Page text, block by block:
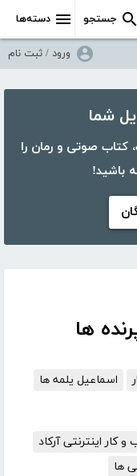
دسته‌ها جستجو
ورود / ثبت نام
کتابراه، بیش از ۵۰،۰۰۰ کتاب، کتاب صوتی و رمان را
باشید!
ها
اسماعیل یلمه ها
اینترنتی آرکاد
ها